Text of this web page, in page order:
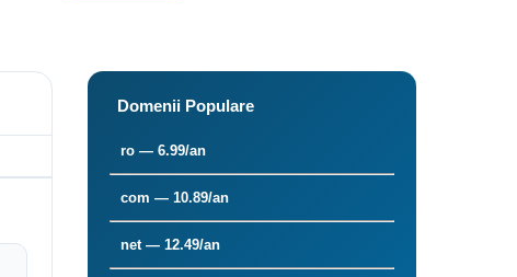
Domenii Populare
ro — 6.99/an
com — 10.89/an
net — 12.49/an